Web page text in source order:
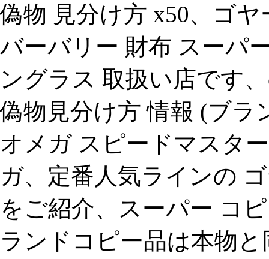
偽物 見分け方 x50、ゴ
バーバリー 財布 スーパ
ングラス 取扱い店です
偽物見分け方 情報 (ブラ
オメガ スピードマスタ
ガ、定番人気ラインの
をご紹介、スーパー コ
ランドコピー品は本物